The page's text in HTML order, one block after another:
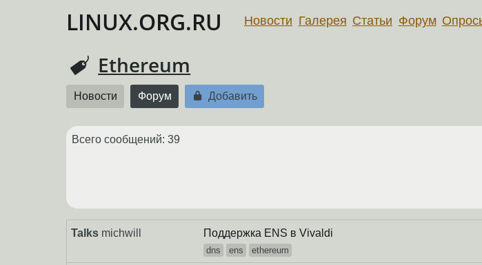
LINUX.ORG.RU Новости Галерея Статьи Форум
Ethereum
Новости Форум Добавить
Всего сообщений: 39
Talks michwill Поддержка ENS в Vivaldi
dns ens ethereum